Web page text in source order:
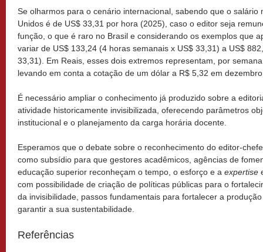
Se olharmos para o cenário internacional, sabendo que o salário
Unidos é de US$ 33,31 por hora (2025), caso o editor seja
função, o que é raro no Brasil e considerando os exemplos que
variar de US$ 133,24 (4 horas semanais x US$ 33,31) a US$
33,31). Em Reais, esses dois extremos representam, por
levando em conta a cotação de um dólar a R$ 5,32 em
É necessário ampliar o conhecimento já produzido sobre a
atividade historicamente invisibilizada, oferecendo parâmetros
institucional e o planejamento da carga horária docente.
Esperamos que o debate sobre o reconhecimento do editor-
como subsídio para que gestores acadêmicos, agências de
educação superior reconheçam o tempo, o esforço e a expertise
com possibilidade de criação de políticas públicas para o
da invisibilidade, passos fundamentais para fortalecer a
garantir a sua sustentabilidade.
Referências